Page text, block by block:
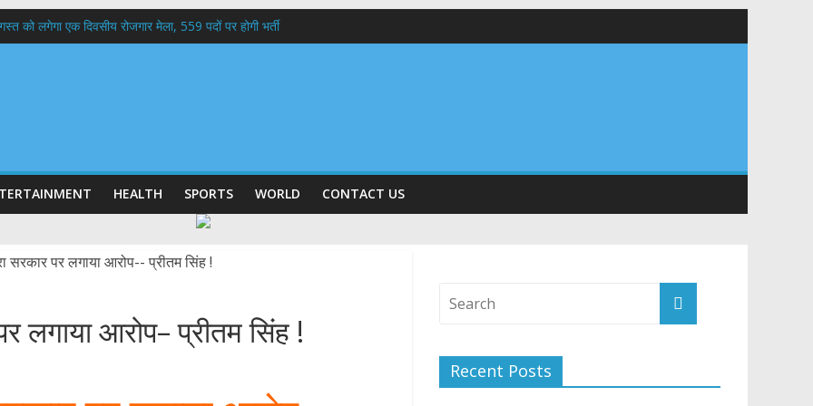
को लगेगा एक दिवसीय रोजगार मेला, 559 पदों पर होगी भर्ती
गढ़वाल विश्वविद्यालय में अनुसंधान संरचना होगी सुदृढ,उच्च शिक्षा मंत्री धन सिंह रावत ने नवनियुक्त केन्द्रीय शिक्षा मंत्री से की मुलाकात
HEALTH SPORTS WORLD CONTACT US
लगाया आरोप– प्रीतम सिंह !
Recent Posts